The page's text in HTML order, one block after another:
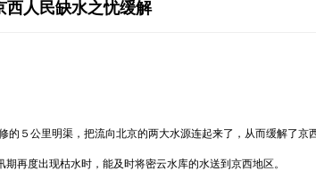
西人民缺水之忧缓解
５公里明渠，把流向北京的两大水源连起来了，从而缓解了京
再度出现枯水时，能及时将密云水库的水送到京西地区。